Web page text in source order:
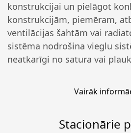
konstrukcijai un pielāgot
konstrukcijām, piemēram,
ventilācijas šahtām vai
sistēma nodrošina vieglu
neatkarīgi no satura vai
Vairāk
Stacionārie